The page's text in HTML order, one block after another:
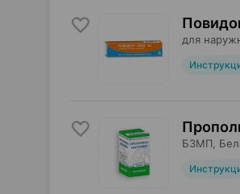
для
БЗМП ,